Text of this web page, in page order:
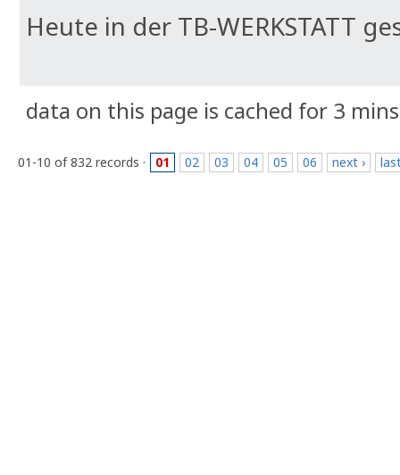
Heute in der TB-WERKSTATT
data on this page is cached for 3 mins
01-10 of 832 records · 01 02 03 04 05 06 next ›